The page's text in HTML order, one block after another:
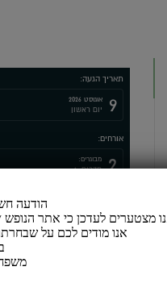
תאריך הגעה:
9 אוגוסט 2026
יום ראשון
אורחים:
2 מבוגרים:
חדרים: 1
הודעה
מצטערים לעדכן כי אתר הנופש
אנו מודים לכם על